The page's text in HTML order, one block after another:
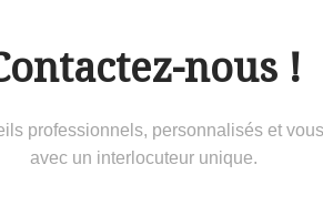
nous !
professionnels, personnalisés et
avec un interlocuteur unique.